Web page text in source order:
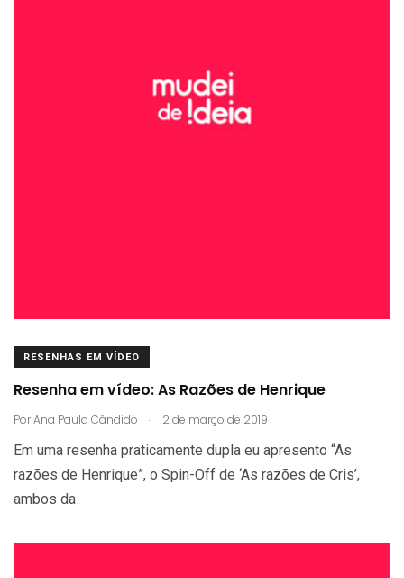
RESENHAS EM VÍDEO
Resenha em vídeo: As Razões de Henrique
PorAna Paula Cândido . 2 de março de 2019
Em uma resenha praticamente dupla eu apresento “As
razões de Henrique”, o Spin-Off de ‘As razões de Cris’,
ambos da